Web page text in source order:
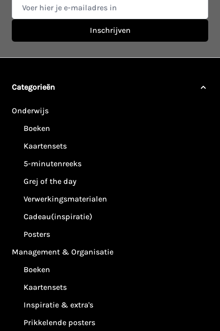
E-mail adres
Inschrijven
Categorieën
Onderwijs
Boeken
Kaartensets
5-minutenreeks
Grej of the day
Verwerkingsmaterialen
Cadeau(inspiratie)
Posters
Management & Organisatie
Boeken
Kaartensets
Inspiratie & extra's
Prikkelende posters